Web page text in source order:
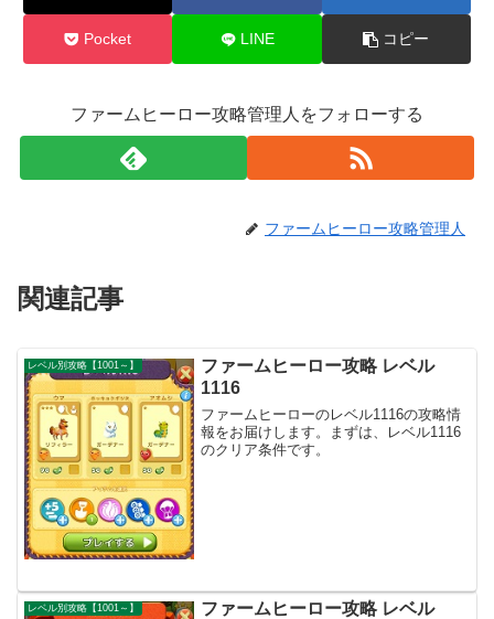
Pocket LINE コピー
ファームヒーロー攻略管理人をフォローする
ファームヒーロー攻略管理人
関連記事
レベル別攻略【1001～】
ファームヒーロー攻略 レベル
1116
ファームヒーローのレベル1116の攻略情
報をお届けします。まずは、レベル1116
のクリア条件です。
レベル別攻略【1001～】
ファームヒーロー攻略 レベル